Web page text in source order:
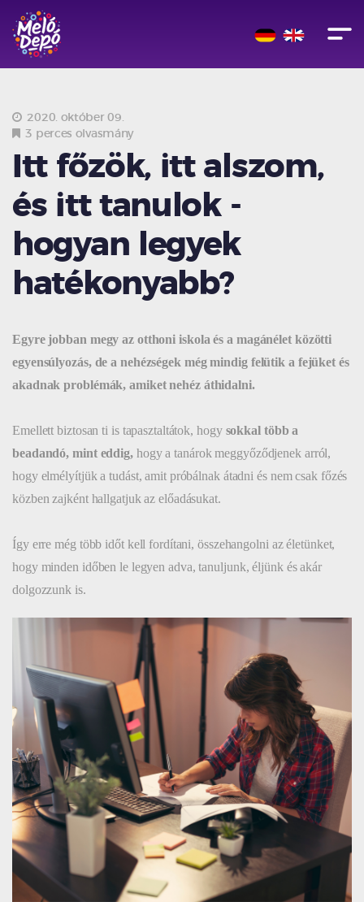
2020. október 09.
3 perces olvasmány
Itt főzök, itt alszom,
és itt tanulok -
hogyan legyek
hatékonyabb?
Egyre jobban megy az otthoni iskola és a magánélet közötti
egyensúlyozás, de a nehézségek még mindig felütik a fejüket és
akadnak problémák, amiket nehéz áthidalni.
Emellett biztosan ti is tapasztaltátok, hogy sokkal több a
beadandó, mint eddig,hogy a tanárok meggyőződjenek arról,
hogy elmélyítjük a tudást, amit próbálnak átadni és nem csak főzés
közben zajként hallgatjuk az előadásukat.
Így erre még több időt kell fordítani, összehangolni az életünket,
hogy minden időben le legyen adva, tanuljunk, éljünk és akár
dolgozzunk is.